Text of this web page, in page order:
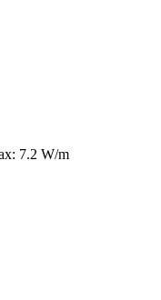
7.2 W/m